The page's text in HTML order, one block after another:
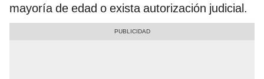
mayoría de edad o exista autorización judicial.